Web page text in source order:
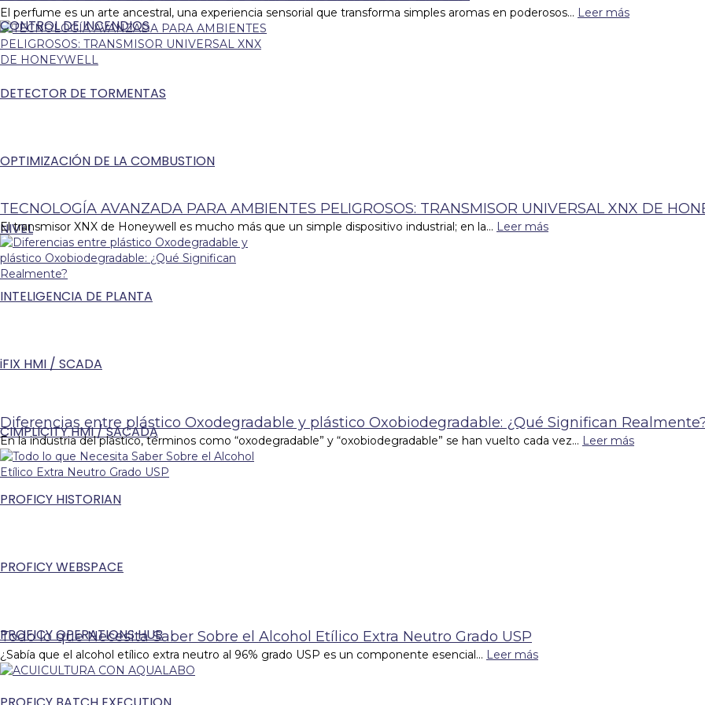
CONTROL DE INCENDIOS
DETECTOR DE TORMENTAS
OPTIMIZACIÓN DE LA COMBUSTION
NIVEL
INTELIGENCIA DE PLANTA
iFIX HMI / SCADA
CIMPLICITY HMI / SACADA
PROFICY HISTORIAN
PROFICY WEBSPACE
PROFICY OPERATIONS HUB
El perfume es un arte ancestral, una experiencia sensorial que transforma simples aromas en poderosos... Leer más
TECNOLOGÍA AVANZADA PARA AMBIENTES PELIGROSOS: TRANSMISOR UNIVERSAL XNX DE
El transmisor XNX de Honeywell es mucho más que un simple dispositivo industrial; en la... Leer más
Diferencias entre plástico Oxodegradable y plástico Oxobiodegradable: ¿Qué Significan
En la industria del plástico, términos como “oxodegradable” y “oxobiodegradable” se han vuelto cada vez... Leer más
Todo lo que Necesita Saber Sobre el Alcohol Etílico Extra Neutro Grado USP
¿Sabía que el alcohol etílico extra neutro al 96% grado USP es un componente esencial... Leer más